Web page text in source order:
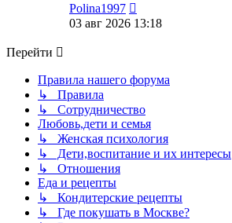
Polina1997
к
03 авг 2026 13:18
Перейти
Правила нашего форума
↳ Правила
↳ Сотрудничество
Любовь,дети и семья
↳ Женская психология
↳ Дети,воспитание и их интересы
↳ Отношения
Еда и рецепты
↳ Кондитерские рецепты
↳ Где покушать в Москве?